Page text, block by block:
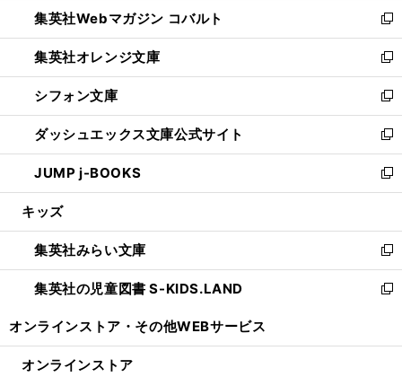
く
で
開
く
ド
ウ
で
開
く
ィ
ン
ド
ウ
で
開
く
集英社Webマガジン コバルト
新
し
い
ウ
ィ
ン
ド
ウ
で
開
集英社オレンジ文庫
新
し
い
ウ
ィ
ン
ド
ウ
開
く
シフォン文庫
新
し
い
ウ
ィ
ン
ウ
で
開
く
ダッシュエックス文庫公式サイト
新
し
い
ウ
ン
ド
ウ
で
JUMP j-BOOKS
新
し
ウ
ィ
ン
ド
開
キッズ
集英社みらい文庫
新
し
い
ン
集英社の児童図書 S-KIDS.LAND
新
ウ
オンラインストア・ その他WEBサービス
オンラインストア